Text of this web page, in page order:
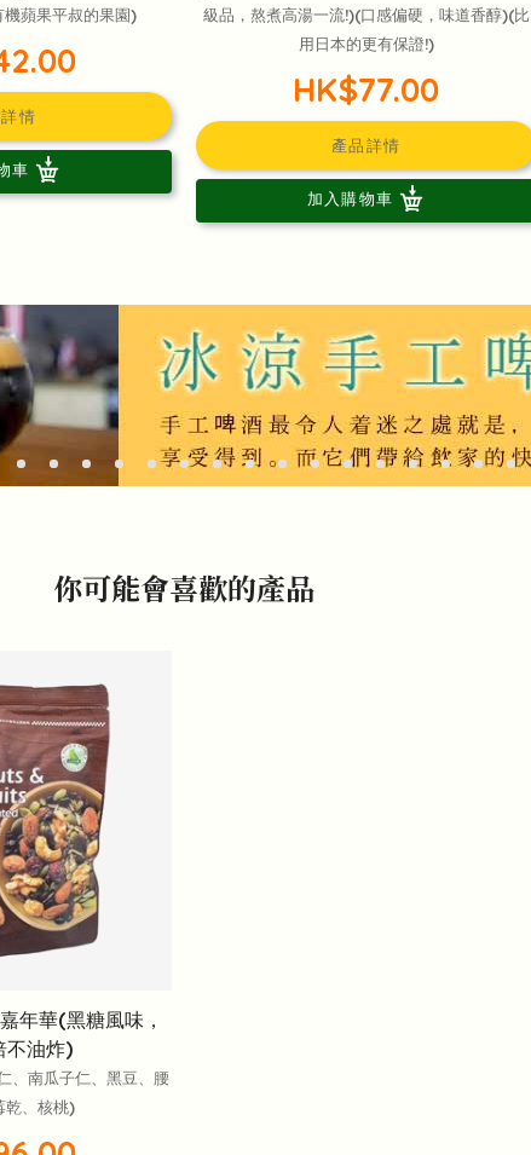
蘋果平叔的果園)
情
車
級品，熬煮高湯一流!)(口感偏硬，味道香醇)(比
用日本的更有保證!)
HK$77.00
產品詳情
加入購物車
你可能會喜歡的產品
年華(黑糖風味，
不油炸)
、南瓜子仁、黑豆、腰
乾、核桃)